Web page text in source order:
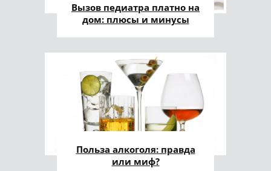
Вызов педиатра платно на
дом: плюсы и минусы
Польза алкоголя: правда
или миф?